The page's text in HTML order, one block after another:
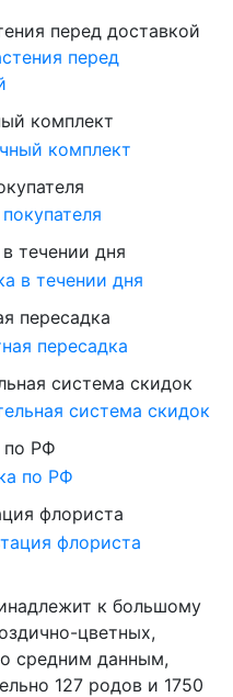
перед доставкой
комплект
течении дня
пересадка
система скидок
по РФ
флориста
к большому
-цветных,
средним данным,
127 родов и 1750